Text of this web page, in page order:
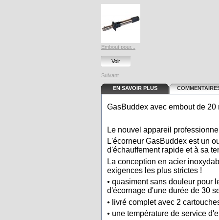
Embout pour...
Voir
Suivant
EN SAVOIR PLUS
GasBuddex avec embout de 20
Le nouvel appareil
L'écorneur GasBuddex est un
d'échauffement rapide et à sa
La conception en acier
exigences les plus strictes !
• quasiment sans douleur pour
d'écornage d'une durée de 30
• livré complet avec 2
• une température de service